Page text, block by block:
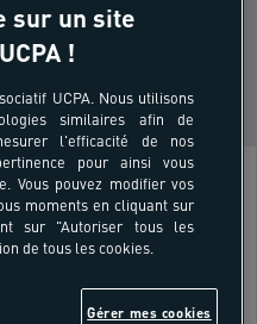
i
i
sur un site
!
UCPA. Nous utilisons
similaires afin de
l'efficacité de nos
pour ainsi vous
Vous pouvez modifier vos
moments en cliquant sur
sur "Autoriser tous les
de tous les cookies.
Gérer mes cookies